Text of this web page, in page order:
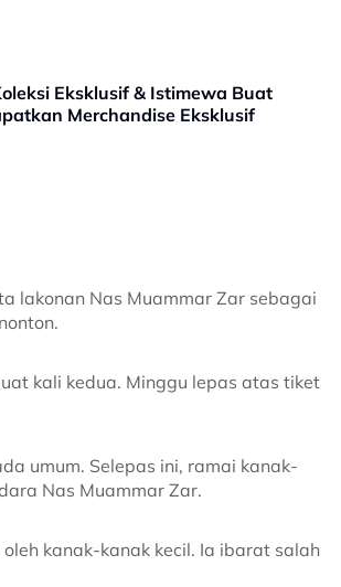
Eksklusif & Istimewa Buat
Merchandise Eksklusif
lakonan Nas Muammar Zar sebagai
kali kedua. Minggu lepas atas tiket
umum. Selepas ini, ramai kanak-
Nas Muammar Zar.
kanak-kanak kecil. Ia ibarat salah